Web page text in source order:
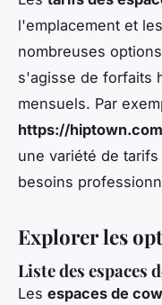
l'emplacement et
nombreuses
s'agisse de forfaits
mensuels. Par
https://
une variété de
besoins
Explorer les
Liste des espaces
Les espaces de